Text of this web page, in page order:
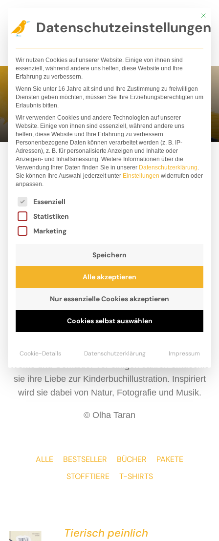
Inhalt
springen
Olha Taran
Olha Taran ist Künstlerin. Sie stammt aus der Stadt
Atelier besaß. Dort schuf sie auf traditionelle Weise
Werke und Gemälde. Vor einigen Jahren entdeckte
sie ihre Liebe zur Kinderbuchillustration. Inspiriert
wird sie dabei von Natur, Fotografie und Musik.
© Olha Taran
ALLE BESTSELLER BÜCHER
PAKETE
STOFFTIERE
T-SHIRTS
Tierisch peinlich
Mit
Datenschutzeinstellungen
Wir nutzen Cookies auf unserer Website. Einige von ihnen sind
essenziell, während andere uns helfen, diese Website und Ihre
Erfahrung zu verbessern.
Wenn Sie unter 16 Jahre alt sind und Ihre Zustimmung zu freiwilligen
Diensten geben möchten, müssen Sie Ihre Erziehungsberechtigten um
Erlaubnis bitten.
Wir verwenden Cookies und andere Technologien auf unserer
Website. Einige von ihnen sind essenziell, während andere uns
helfen, diese Website und Ihre Erfahrung zu verbessern.
Personenbezogene Daten können verarbeitet werden (z. B. IP-
Adressen), z. B. für personalisierte Anzeigen und Inhalte oder
Anzeigen- und Inhaltsmessung. Weitere Informationen über die
Verwendung Ihrer Daten finden Sie in unserer Datenschutzerklärung.
Sie können Ihre Auswahl jederzeit unter Einstellungen widerrufen oder
anpassen.
Es folgt eine Liste der Service-Gruppen, für die
Essenziell
Statistiken
Marketing
Speichern
Alle akzeptieren
Nur essenzielle Cookies akzeptieren
Cookies selbst auswählen
Cookie-Details Datenschutzerklärung Impressum